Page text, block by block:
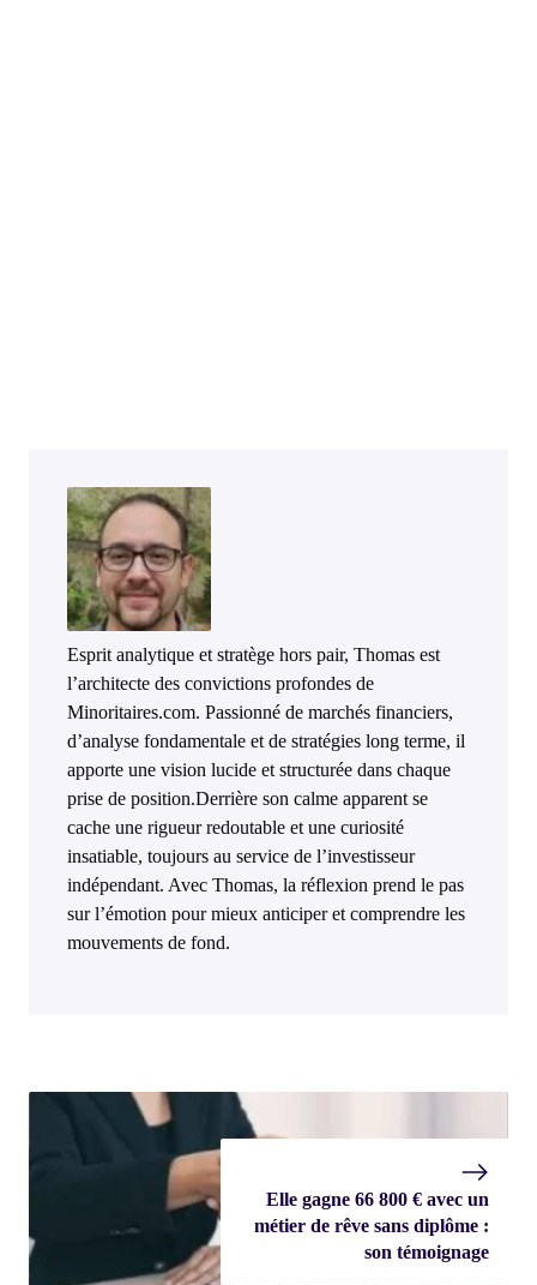
Esprit analytique et stratège hors pair, Thomas est
l’architecte des convictions profondes de
Minoritaires.com. Passionné de marchés financiers,
d’analyse fondamentale et de stratégies long terme, il
apporte une vision lucide et structurée dans chaque
prise de position.Derrière son calme apparent se
cache une rigueur redoutable et une curiosité
insatiable, toujours au service de l’investisseur
indépendant. Avec Thomas, la réflexion prend le pas
sur l’émotion pour mieux anticiper et comprendre les
mouvements de fond.
Elle gagne 66 800 € avec un
métier de rêve sans diplôme :
son témoignage